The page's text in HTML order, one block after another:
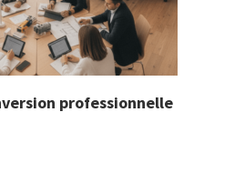
professionnelle